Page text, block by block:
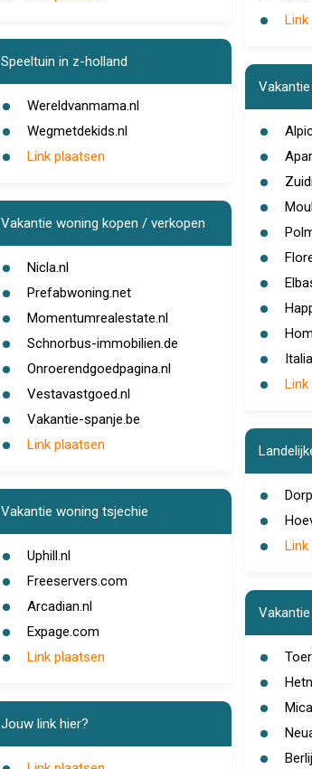
Speeltuin in z-holland
Wereldvanmama.nl
Wegmetdekids.nl
Link plaatsen
Vakantie woning kopen / verkopen
Nicla.nl
Prefabwoning.net
Momentumrealestate.nl
Schnorbus-immobilien.de
Onroerendgoedpagina.nl
Vestavastgoed.nl
Vakantie-spanje.be
Link plaatsen
Vakantie woning tsjechie
Uphill.nl
Freeservers.com
Arcadian.nl
Expage.com
Link plaatsen
Jouw link hier?
Link
Link
Link